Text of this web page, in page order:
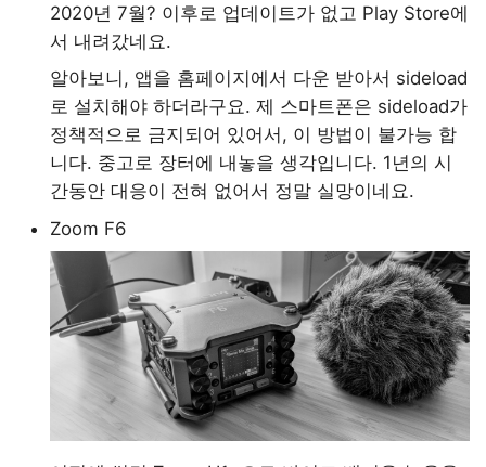
2020년 7월? 이후로 업데이트가 없고 Play Store에
서 내려갔네요.
알아보니, 앱을 홈페이지에서 다운 받아서 sideload
로 설치해야 하더라구요. 제 스마트폰은 sideload가
정책적으로 금지되어 있어서, 이 방법이 불가능 합
니다. 중고로 장터에 내놓을 생각입니다. 1년의 시
간동안 대응이 전혀 없어서 정말 실망이네요.
Zoom F6